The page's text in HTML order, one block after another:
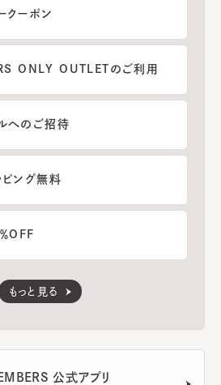
クーポン
ONLY OUTLETのご利用
へのご招待
ピング無料
OFF
もっと見る
公式アプリ